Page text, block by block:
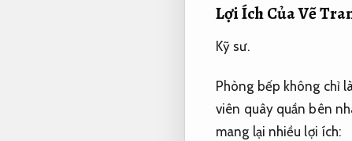
Lợi Ích Của Vẽ
Kỹ sư.
Phòng bếp không chỉ
viên quây quần bên
mang lại nhiều lợi ích: